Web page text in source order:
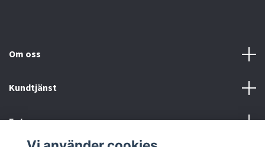
Om oss
Kundtjänst
Fotmeny